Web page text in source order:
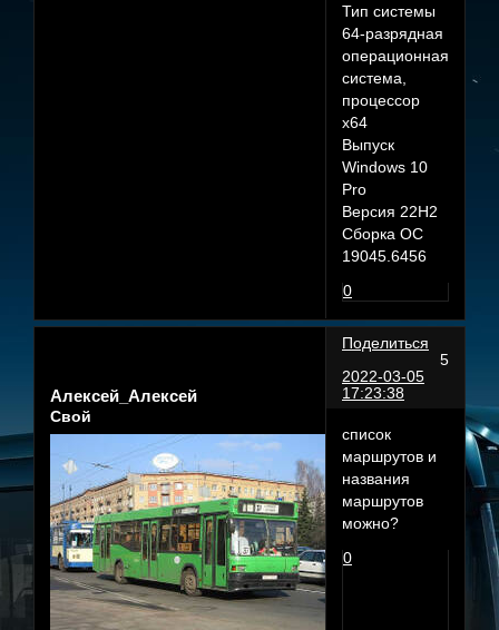
Тип системы
64-разрядная
операционная
система,
процессор
x64
Выпуск
Windows 10
Pro
Версия 22H2
Сборка ОС
19045.6456
0
Поделиться
5
2022-03-05
17:23:38
Алексей_Алексей
Свой
список
маршрутов и
названия
маршрутов
можно?
0